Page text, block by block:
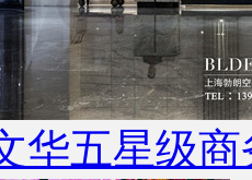
华五星级